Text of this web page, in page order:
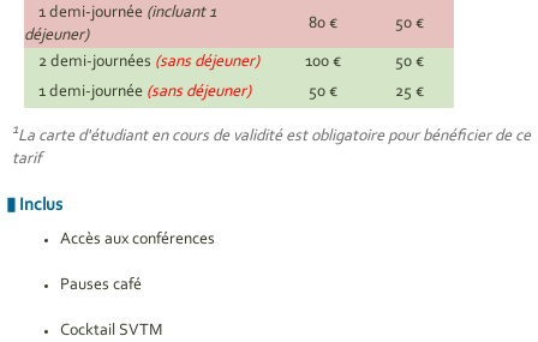
1 demi-journée (incluant 1
déjeuner)
80 € 50 €
2 demi-journées (sans déjeuner) 100 €
50 €
1 demi-journée (sans déjeuner) 50 € 25 €
1La carte d'étudiant en cours de validité est obligatoire pour bénéficier de ce
tarif
Inclus
Accès aux conférences
Pauses café
Cocktail SVTM